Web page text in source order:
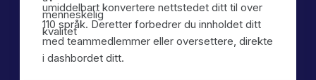
umiddelbart konvertere nettstedet ditt til over
110 språk. Deretter forbedrer du innholdet ditt
med teammedlemmer eller oversettere, direkte
i dashbordet ditt.